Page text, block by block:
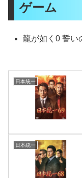
ゲーム
龍が如く0 誓い
日本統一
日本統一